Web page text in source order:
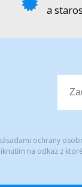
a
ochrany
na odkaz z